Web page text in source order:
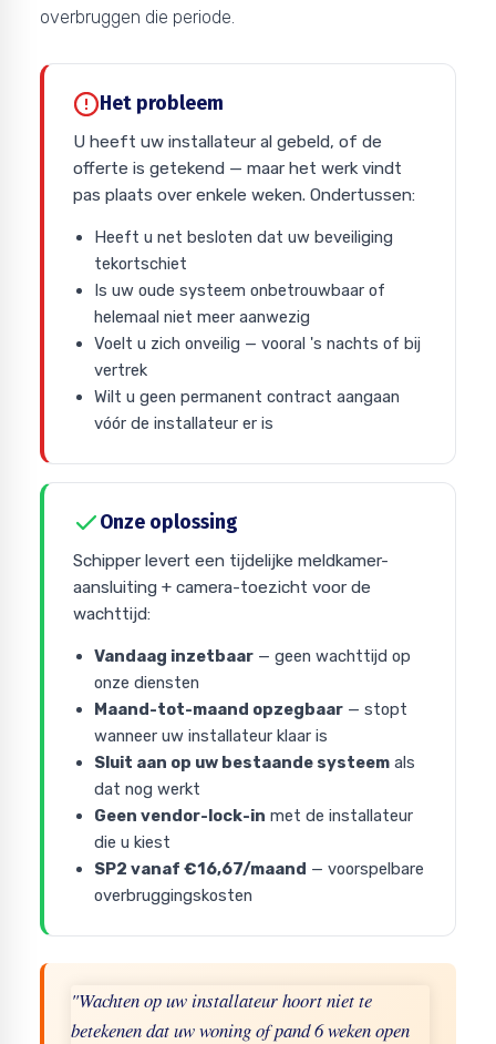
overbruggen die periode.
Het probleem
U heeft uw installateur al gebeld, of de
offerte is getekend — maar het werk vindt
pas plaats over enkele weken. Ondertussen:
Heeft u net besloten dat uw beveiliging
tekortschiet
Is uw oude systeem onbetrouwbaar of
helemaal niet meer aanwezig
Voelt u zich onveilig — vooral 's nachts of bij
vertrek
Wilt u geen permanent contract aangaan
vóór de installateur er is
Onze oplossing
Schipper levert een tijdelijke meldkamer-
aansluiting + camera-toezicht voor de
wachttijd:
Vandaag inzetbaar— geen wachttijd op
onze diensten
Maand-tot-maand opzegbaar— stopt
wanneer uw installateur klaar is
Sluit aan op uw bestaande systeemals
dat nog werkt
Geen vendor-lock-in met de installateur
die u kiest
SP2 vanaf €16,67/maand — voorspelbare
overbruggingskosten
"Wachten op uw installateur hoort niet te
betekenen dat uw woning of pand 6 weken open